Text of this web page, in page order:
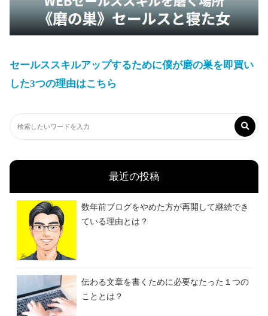
セールススキルアップするために僕が磨の巣を即買い
した3つの理由はこちら
最近の投稿
数年前ブログをやめた方が再開して継続でき
ている理由とは？
伝わる文章を書くために必要なたった１つの
こととは？